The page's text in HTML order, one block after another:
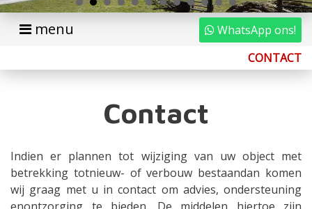
menu
WhatsApp ons!
CONTACT
Contact
Indien er plannen tot wijziging van uw object met
betrekking totnieuw- of verbouw bestaandan komen
wij graag met u in contact om advies, ondersteuning